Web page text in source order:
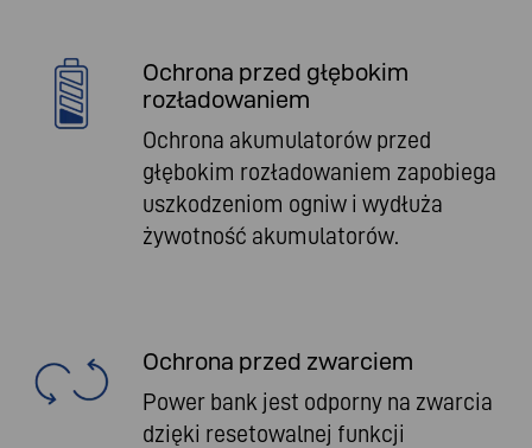
Ochrona przed głębokim
rozładowaniem
Ochrona akumulatorów przed
głębokim rozładowaniem zapobiega
uszkodzeniom ogniw i wydłuża
żywotność akumulatorów.
Ochrona przed zwarciem
Power bank jest odporny na zwarcia
dzięki resetowalnej funkcji